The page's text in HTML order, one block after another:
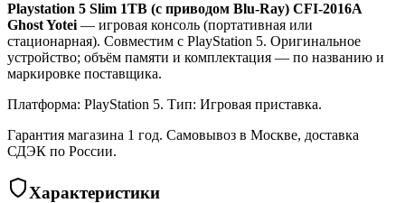
Playstation 5 Slim 1TB (с приводом Blu-Ray) CFI-2016A
Ghost Yotei — игровая консоль (портативная или
стационарная). Совместим с PlayStation 5. Оригинальное
устройство; объём памяти и комплектация — по названию и
маркировке поставщика.
Платформа: PlayStation 5. Тип: Игровая приставка.
Гарантия магазина 1 год. Самовывоз в Москве, доставка
СДЭК по России.
Характеристики